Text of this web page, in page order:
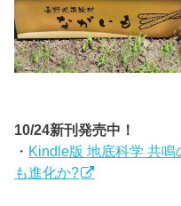
10/24新刊発売中！
・ Kindle版 地底科学 共鳴
も進化か?